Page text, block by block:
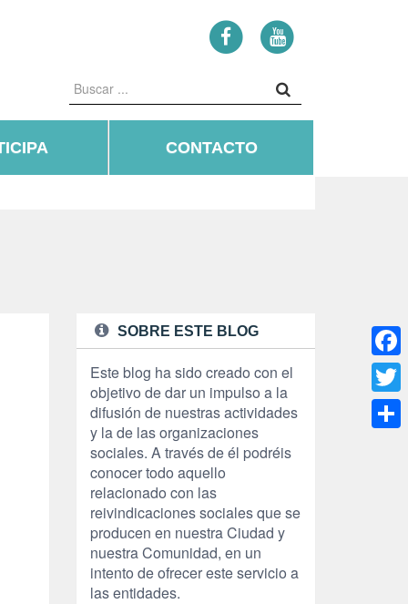
CONTACTO
SOBRE ESTE BLOG
Este blog ha sido creado con el
objetivo de dar un impulso a la
difusión de nuestras actividades
y la de las organizaciones
sociales. A través de él podréis
conocer todo aquello
relacionado con las
reivindicaciones sociales que se
producen en nuestra Ciudad y
nuestra Comunidad, en un
intento de ofrecer este servicio a
las entidades.